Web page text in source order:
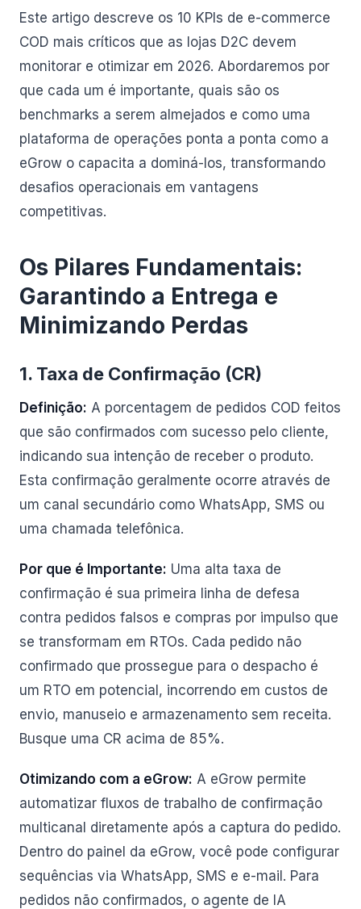
Este artigo descreve os 10 KPIs de e-commerce
COD mais críticos que as lojas D2C devem
monitorar e otimizar em 2026. Abordaremos por
que cada um é importante, quais são os
benchmarks a serem almejados e como uma
plataforma de operações ponta a ponta como a
eGrow o capacita a dominá-los, transformando
desafios operacionais em vantagens
competitivas.
Os Pilares Fundamentais:
Garantindo a Entrega e
Minimizando Perdas
1. Taxa de Confirmação (CR)
Definição: A porcentagem de pedidos COD feitos
que são confirmados com sucesso pelo cliente,
indicando sua intenção de receber o produto.
Esta confirmação geralmente ocorre através de
um canal secundário como WhatsApp, SMS ou
uma chamada telefônica.
Por que é Importante: Uma alta taxa de
confirmação é sua primeira linha de defesa
contra pedidos falsos e compras por impulso que
se transformam em RTOs. Cada pedido não
confirmado que prossegue para o despacho é
um RTO em potencial, incorrendo em custos de
envio, manuseio e armazenamento sem receita.
Busque uma CR acima de 85%.
Otimizando com a eGrow: A eGrow permite
automatizar fluxos de trabalho de confirmação
multicanal diretamente após a captura do pedido.
Dentro do painel da eGrow, você pode configurar
sequências via WhatsApp, SMS e e-mail. Para
pedidos não confirmados, o agente de IA